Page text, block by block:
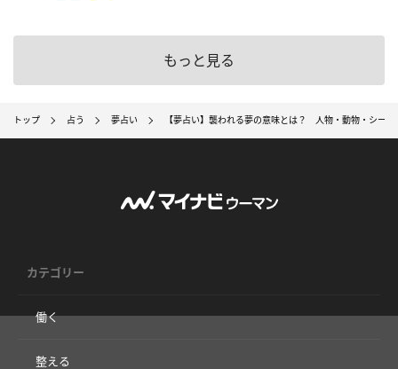
もっと見る
トップ 占う 夢占い 【夢占い】襲われる夢の意味とは？ 人物・動物・シー
カテゴリー
働く
整える